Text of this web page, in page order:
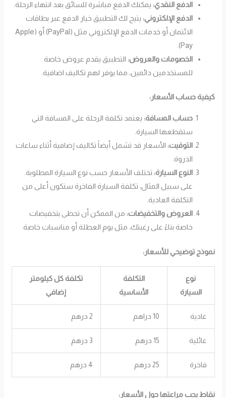
الدفع النقدي: يمكنك الدفع مباشرة للسائق بعد انتهاء الرحلة.
الدفع الإلكتروني: يتيح لك التطبيق خيار الدفع عبر بطاقات
الائتمان أو خدمات الدفع الإلكتروني مثل (PayPal) أو (Apple
Pay).
الخصومات والعروض: التطبيق يقدم عروض خاصة
للمستخدمين دائمين، مما يوفر لهم تكاليف اضافية.
كيفية حساب الأسعار:
حساب المسافة: يعتمد تكلفة الرحلة على المسافة التي
ستقطعها السيارة.
التوقيت: الأسعار قد تشمل أيضاً تكاليف إضافية أثناء ساعات
الذروة.
النوع السيارة: تختلف الأسعار حسب نوع السيارة المطلوبة.
على سبيل المثال، تكلفة السيارة الفاخرة ستكون أعلى من
التكلفة العادية.
العروض والتخفيضات: من الممكن أن تحظى بتخفيضات
خاصة بناءً على رغبتك، مثل يوم العطلة أو مناسبات خاصة.
نموذج توضيحي للأسعار:
نوع
السيارة
التكلفة
الأساسية
تكلفة كل كيلومتر
إضافي
عادية 10 دراهم 2 درهم
عائلية 15 درهم 3 درهم
فاخرة 25 درهم 4 درهم
نقاط يجب مراعتها حول الأسعار: